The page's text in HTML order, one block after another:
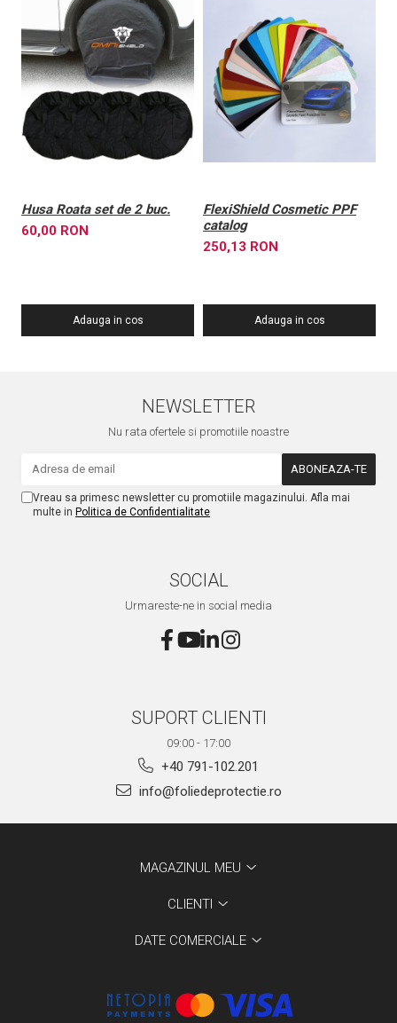
Husa Roata set de 2 buc.
60,00 RON
Adauga in cos
FlexiShield Cosmetic PPF
catalog
250,13 RON
Adauga in cos
NEWSLETTER
Nu rata ofertele si promotiile noastre
Vreau sa primesc newsletter cu promotiile magazinului. Afla mai
multe in Politica de Confidentialitate
SOCIAL
Urmareste-ne in social media
SUPORT CLIENTI
09:00 - 17:00
+40 791-102.201
info@foliedeprotectie.ro
MAGAZINUL MEU
CLIENTI
DATE COMERCIALE